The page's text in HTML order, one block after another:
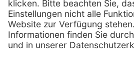
Zertifikat